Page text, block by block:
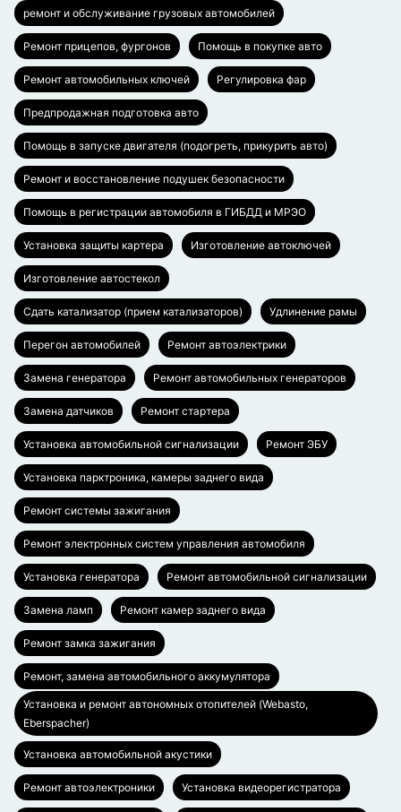
ремонт и обслуживание грузовых автомобилей
Ремонт прицепов, фургонов Помощь в покупке авто
Ремонт автомобильных ключей Регулировка фар
Предпродажная подготовка авто
Помощь в запуске двигателя (подогреть, прикурить авто)
Ремонт и восстановление подушек безопасности
Помощь в регистрации автомобиля в ГИБДД и МРЭО
Установка защиты картера Изготовление автоключей
Изготовление автостекол
Сдать катализатор (прием катализаторов) Удлинение рамы
Перегон автомобилей Ремонт автоэлектрики
Замена генератора Ремонт автомобильных генераторов
Замена датчиков Ремонт стартера
Установка автомобильной сигнализации Ремонт ЭБУ
Установка парктроника, камеры заднего вида
Ремонт системы зажигания
Ремонт электронных систем управления автомобиля
Установка генератора Ремонт автомобильной сигнализации
Замена ламп Ремонт камер заднего вида
Ремонт замка зажигания
Ремонт, замена автомобильного аккумулятора
Установка и ремонт автономных отопителей (Webasto,
Eberspacher)
Установка автомобильной акустики
Ремонт автоэлектроники Установка видеорегистратора